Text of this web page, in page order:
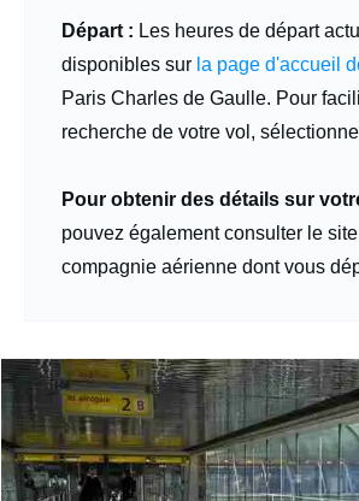
Départ : Les heures de départ
disponibles sur la page d'accueil
Paris Charles de Gaulle. Pour
recherche de votre vol,
Pour obtenir des détails sur
pouvez également consulter le
compagnie aérienne dont vous